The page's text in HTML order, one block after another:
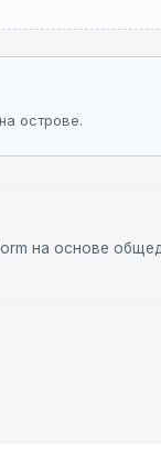
острове.
на основе